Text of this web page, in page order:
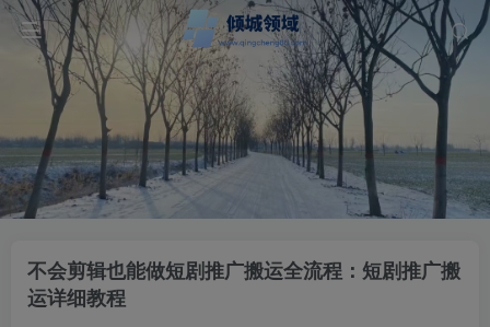
不会剪辑也能做短剧推广搬运全流程：短剧推广搬
运详细教程